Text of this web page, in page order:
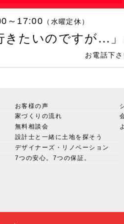
～17:00 （水曜定休）
きたいのですが…」
お電話下
お客様の声
家づくりの流れ
無料相談会
設計士と一緒に土地を探そう
デザイナーズ・リノベーション
7つの安心。7つの保証。